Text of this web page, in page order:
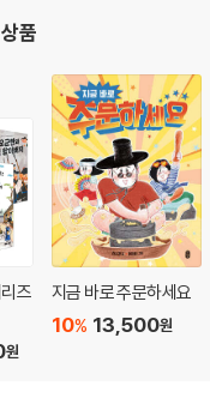
품
즈
원
지금 바로 주문하세요
13,500원
10%